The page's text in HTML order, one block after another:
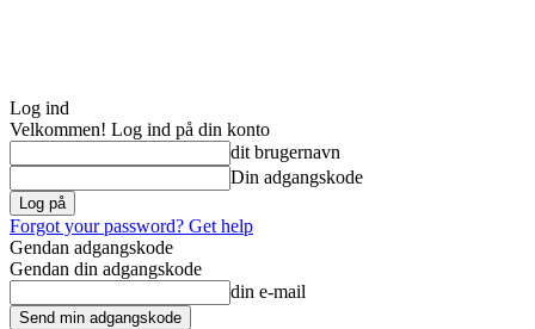
Log ind
Velkommen! Log ind på din konto
dit brugernavn
Din adgangskode
Forgot your password? Get help
Gendan adgangskode
Gendan din adgangskode
din e-mail